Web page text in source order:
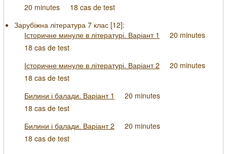
20 minutes
18 cas de test
Зарубіжна література 7 клас [12]:
Історичне минуле в літературі. Варіант 1
20 minutes
18 cas de test
Історичне минуле в літературі. Варіант 2
20 minutes
18 cas de test
Билини і балади. Варіант 1
20 minutes
18 cas de test
Билини і балади. Варіант 2
20 minutes
18 cas de test